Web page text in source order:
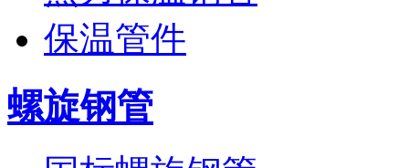
保温管件
螺旋钢管